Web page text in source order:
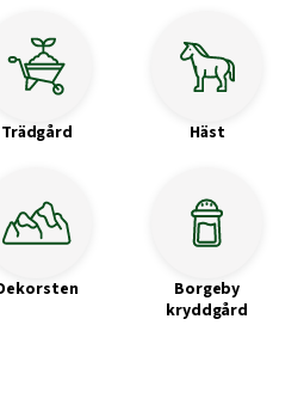
Trädgård Häst
Borgeby
kryddgård